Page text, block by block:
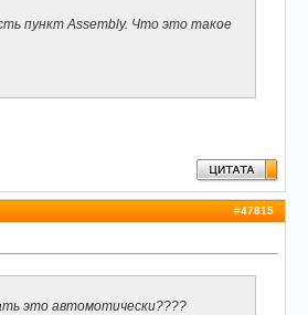
пункт Assembly. Что это такое
#47815
это автомотически????